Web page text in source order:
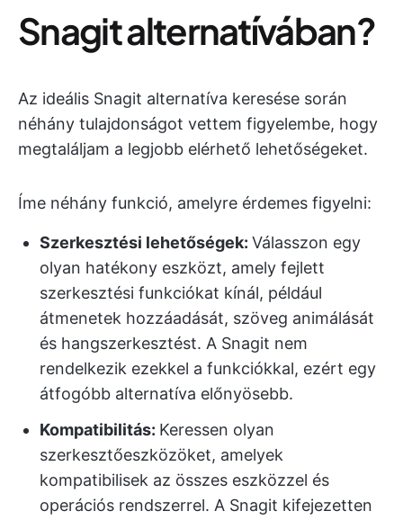
Snagit alternatívában?
Az ideális Snagit alternatíva keresése során
néhány tulajdonságot vettem figyelembe, hogy
megtaláljam a legjobb elérhető lehetőségeket.
Íme néhány funkció, amelyre érdemes figyelni:
Szerkesztési lehetőségek: Válasszon egy
olyan hatékony eszközt, amely fejlett
szerkesztési funkciókat kínál, például
átmenetek hozzáadását, szöveg animálását
és hangszerkesztést. A Snagit nem
rendelkezik ezekkel a funkciókkal, ezért egy
átfogóbb alternatíva előnyösebb.
Kompatibilitás: Keressen olyan
szerkesztőeszközöket, amelyek
kompatibilisek az összes eszközzel és
operációs rendszerrel. A Snagit kifejezetten